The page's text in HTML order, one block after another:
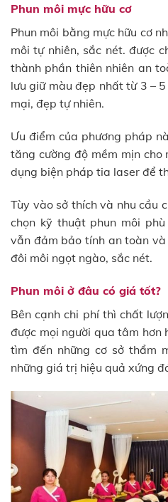
Phun môi mực hữu cơ
Phun môi bằng mực hữu cơ
môi tự nhiên, sắc nét. được
thành phần thiên nhiên an
lưu giữ màu đẹp nhất từ 3 –
mại, đẹp tự nhiên.
Ưu điểm của phương pháp
tăng cường độ mềm mịn
dụng biện pháp tia laser để
Tùy vào sở thích và nhu cầu
chọn kỹ thuật phun môi
vẫn đảm bảo tính an toàn
đôi môi ngọt ngào, sắc nét.
Phun môi ở đâu có giá tốt?
Bên cạnh chi phí thì chất
được mọi người qua tâm hơn
tìm đến những cơ sở thẩm
những giá trị hiệu quả xứng